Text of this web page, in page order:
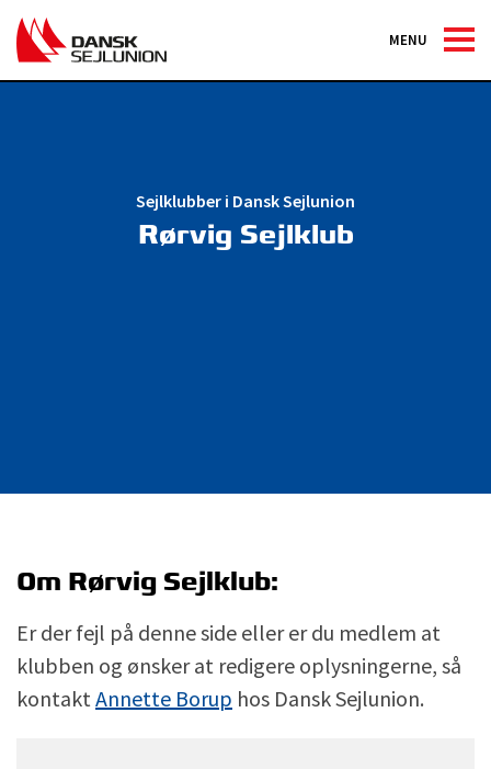
MENU
Sejlklubber i Dansk Sejlunion
Rørvig Sejlklub
Om Rørvig Sejlklub:
Er der fejl på denne side eller er du medlem at
klubben og ønsker at redigere oplysningerne, så
kontaktAnnette Borup hos Dansk Sejlunion.